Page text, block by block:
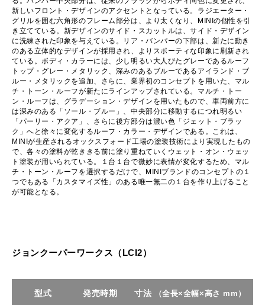
新しいフロント・デザインのアクセントとなっている。ラジエーター・
グリルを囲む六角形のフレーム部分は、より太くなり、MINIの個性を引
き立てている。新デザインのサイド・スカットルは、サイド・デザイン
に洗練された印象を与えている。リア・バンパーの下部は、新たに動き
のある立体的なデザインが採用され、よりスポーティな印象に刷新され
ている。ボディ・カラーには、少し明るい大人びたグレーであるルーフ
トップ・グレー・メタリック、深みのあるブルーであるアイランド・ブ
ルー・メタリックを追加、さらに、業界初のコンセプトを用いた、マル
チ・トーン・ルーフが新たにラインアップされている。マルチ・トー
ン・ルーフは、グラデーション・デザインを用いたもので、車両前方に
は深みのある「ソール・ブルー」、中央部分に移動するにつれ明るい
「パーリー・アクア」、さらに後方部分は濃い色「ジェット・ブラッ
ク」へと徐々に変化するルーフ・カラー・デザインである。これは、
MINIが生産されるオックスフォード工場の塗装技術により実現したもの
で、各々の塗料が乾ききる前に塗り重ねていくウェット・オン・ウェッ
ト塗装が用いられている。１台１台で微妙に表情が変化するため、マル
チ・トーン・ルーフを選択するだけで、MINIブランドのコンセプトの１
つでもある「カスタマイズ性」のある唯一無二の１台を作り上げること
が可能となる。
ジョンクーパーワークス（LCI2）
型式 発売時期 寸法 （全長×全幅×高さ mm）